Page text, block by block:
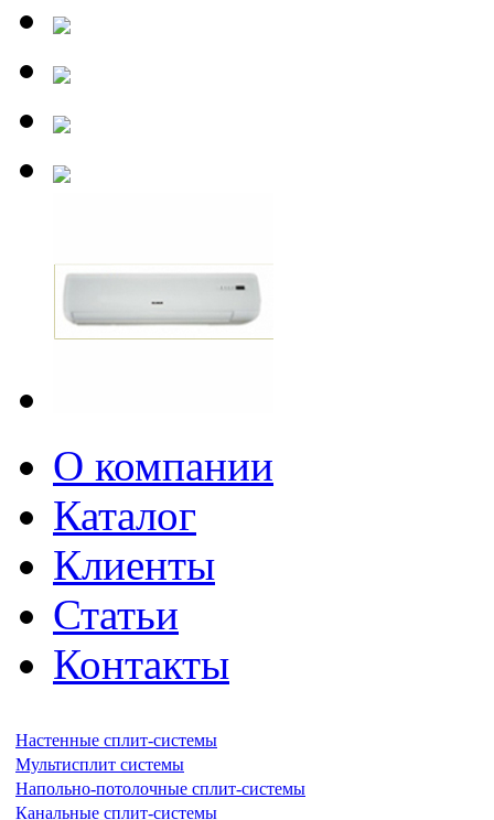
О компании
Каталог
Клиенты
Статьи
Контакты
Настенные сплит-системы
Мультисплит системы
Напольно-потолочные сплит-системы
Канальные сплит-системы